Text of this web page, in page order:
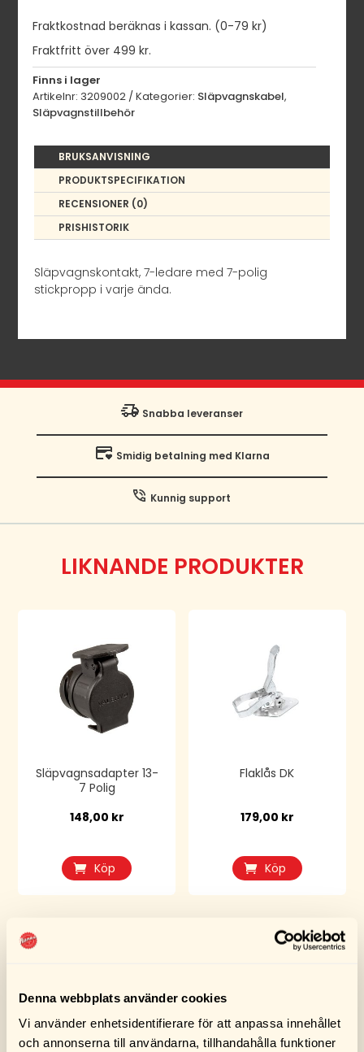
Denna webbplats använder cookies
Vi använder enhetsidentifierare för att anpassa innehållet
och annonserna till användarna, tillhandahålla funktioner
Fraktkostnad beräknas i kassan. (0-79 kr)
Fraktfritt över 499 kr.
Finns i lager
Artikelnr: 3209002 Kategorier: Släpvagnskabel,
Släpvagnstillbehör
BRUKSANVISNING
PRODUKTSPECIFIKATION
RECENSIONER (0)
PRISHISTORIK
Släpvagnskontakt, 7-ledare med 7-polig
stickpropp i varje ända.
Snabba leveranser
Smidig betalning med Klarna
Kunnig support
LIKNANDE PRODUKTER
Släpvagnsadapter 13-
7 Polig
148,00 kr
Köp
Flaklås DK
179,00 kr
Köp